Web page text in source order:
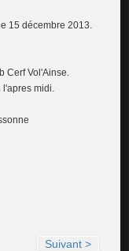
15 décembre 2013.
Cerf Vol'Ainse.
l'apres midi.
Suivant >